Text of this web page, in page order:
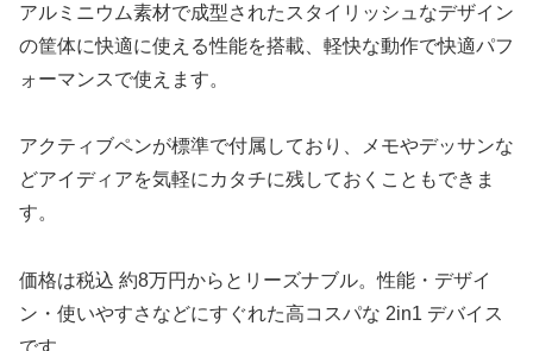
アルミニウム素材で成型されたスタイリッシュなデザイン
の筐体に快適に使える性能を搭載、軽快な動作で快適パフ
ォーマンスで使えます。
アクティブペンが標準で付属しており、メモやデッサンな
どアイディアを気軽にカタチに残しておくこともできま
す。
価格は税込 約8万円からとリーズナブル。性能・デザイ
ン・使いやすさなどにすぐれた高コスパな 2in1 デバイス
です